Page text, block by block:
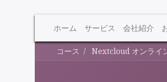
ホーム サービス 会社紹介
コース Nextcloud オンライ